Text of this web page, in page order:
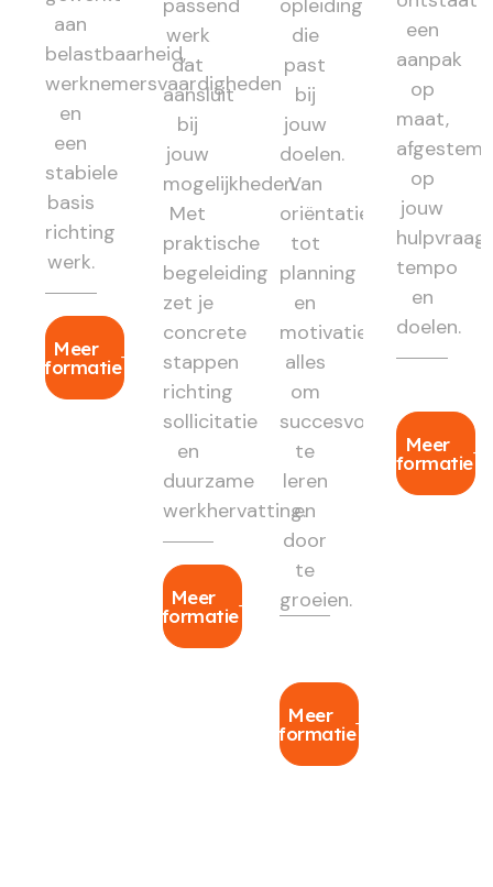
aan
belastbaarheid,
werknemersvaardigheden
en
een
stabiele
basis
richting
werk.
Meer
informatie
werk
dat
aansluit
bij
jouw
mogelijkheden.
Met
praktische
begeleiding
zet je
concrete
stappen
richting
sollicitatie
en
duurzame
werkhervatting.
Meer
informatie
die
past
bij
jouw
doelen.
Van
oriëntatie
tot
planning
en
motivatie:
alles
om
succesvol
te
leren
en
door
te
groeien.
Meer
informatie
een
aanpak
op
maat,
op
jouw
hulpvraag,
tempo
en
doelen.
Meer
informatie